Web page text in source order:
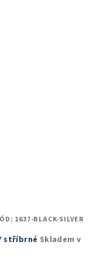
stříbrné Skladem v
1637-BLACK-SILVER